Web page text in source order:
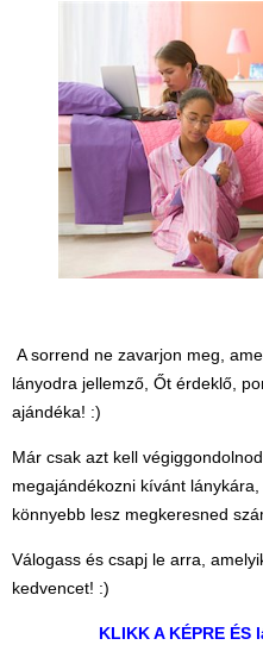
A sorrend ne zavarjon meg,
lányodra jellemző, Őt érdeklő,
ajándéka! :)
Már csak azt kell
megajándékozni kívánt
könnyebb lesz megkeresned
Válogass és csapj le arra,
kedvencet! :)
KLIKK A KÉPRE